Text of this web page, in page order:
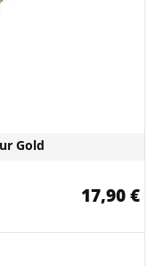
Gold
17,90 €